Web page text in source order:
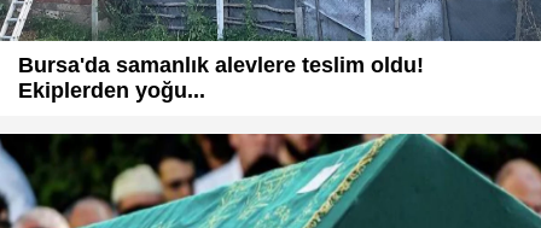
Bursa'da samanlık alevlere teslim oldu!
Ekiplerden yoğu...